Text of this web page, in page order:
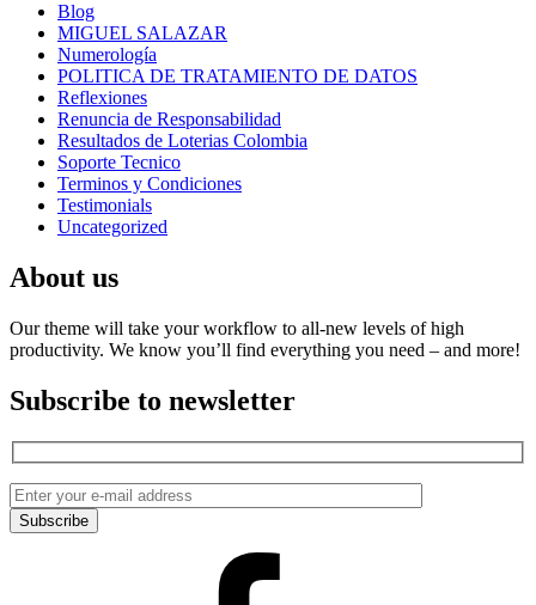
Blog
MIGUEL SALAZAR
Numerología
POLITICA DE TRATAMIENTO DE DATOS
Reflexiones
Renuncia de Responsabilidad
Resultados de Loterias Colombia
Soporte Tecnico
Terminos y Condiciones
Testimonials
Uncategorized
About us
Our theme will take your workflow to all-new levels of high
productivity. We know you’ll find everything you need – and more!
Subscribe to newsletter